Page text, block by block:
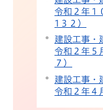
令和２年１
1３２）
建設工事
令和２年５
７）
建設工事
令和２年４